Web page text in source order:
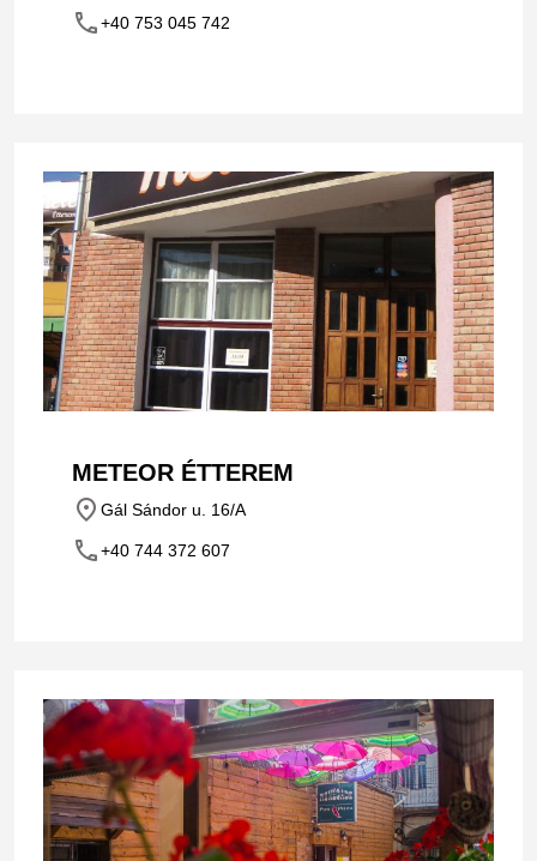
phone+40 753 045 742
METEOR ÉTTEREM
place Gál Sándor u. 16/A
phone+40 744 372 607